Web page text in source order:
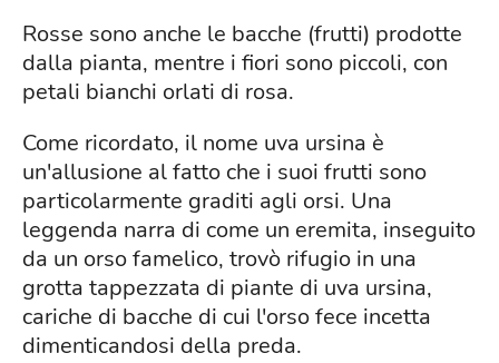
Rosse sono anche le bacche (frutti) prodotte
dalla pianta, mentre i fiori sono piccoli, con
petali bianchi orlati di rosa.
Come ricordato, il nome uva ursina è
un'allusione al fatto che i suoi frutti sono
particolarmente graditi agli orsi. Una
leggenda narra di come un eremita, inseguito
da un orso famelico, trovò rifugio in una
grotta tappezzata di piante di uva ursina,
cariche di bacche di cui l'orso fece incetta
dimenticandosi della preda.